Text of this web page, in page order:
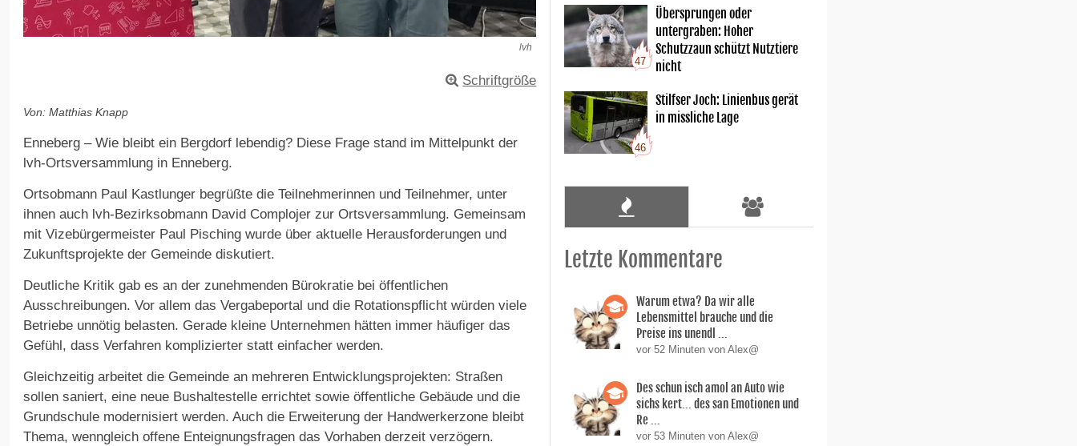
lvh
Schriftgröße
Von: Matthias Knapp
Enneberg – Wie bleibt ein Bergdorf lebendig? Diese Frage stand im Mittelpunkt der
lvh-Ortsversammlung in Enneberg.
Ortsobmann Paul Kastlunger begrüßte die Teilnehmerinnen und Teilnehmer, unter
ihnen auch lvh-Bezirksobmann David Complojer zur Ortsversammlung. Gemeinsam
mit Vizebürgermeister Paul Pisching wurde über aktuelle Herausforderungen und
Zukunftsprojekte der Gemeinde diskutiert.
Deutliche Kritik gab es an der zunehmenden Bürokratie bei öffentlichen
Ausschreibungen. Vor allem das Vergabeportal und die Rotationspflicht würden viele
Betriebe unnötig belasten. Gerade kleine Unternehmen hätten immer häufiger das
Gefühl, dass Verfahren komplizierter statt einfacher werden.
Gleichzeitig arbeitet die Gemeinde an mehreren Entwicklungsprojekten: Straßen
sollen saniert, eine neue Bushaltestelle errichtet sowie öffentliche Gebäude und die
Grundschule modernisiert werden. Auch die Erweiterung der Handwerkerzone bleibt
Thema, wenngleich offene Enteignungsfragen das Vorhaben derzeit verzögern.
47
Übersprungen oder
untergraben: Hoher
Schutzzaun schützt Nutztiere
nicht
46
Stilfser Joch: Linienbus gerät
in missliche Lage
Letzte Kommentare
Warum etwa? Da wir alle
Lebensmittel brauche und die
Preise ins unendl ...
vor 52 Minuten von Alex@
Des schun isch amol an Auto wie
sichs kert... des san Emotionen und
Re ...
vor 53 Minuten von Alex@